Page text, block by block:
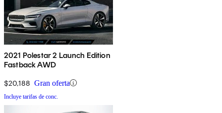
2021 Polestar 2 Launch Edition
Fastback AWD
$20,188 Gran oferta
Incluye tarifas de conc.